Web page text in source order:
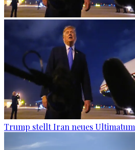
Trump stellt Iran neues Ultimatum